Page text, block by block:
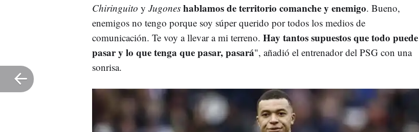
Chiringuito y Jugones hablamos de territorio comanche y enemigo. Bueno,
enemigos no tengo porque soy súper querido por todos los medios de
comunicación. Te voy a llevar a mi terreno. Hay tantos supuestos que todo puede
pasar y lo que tenga que pasar, pasará", añadió el entrenador del PSG con una
sonrisa.